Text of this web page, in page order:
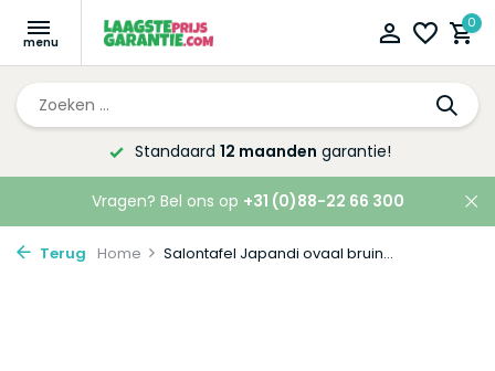
0
Standaard 12 maanden garantie!
Vragen? Bel ons op +31 (0)88-22 66 300
Terug Home Salontafel Japandi ovaal bruin...